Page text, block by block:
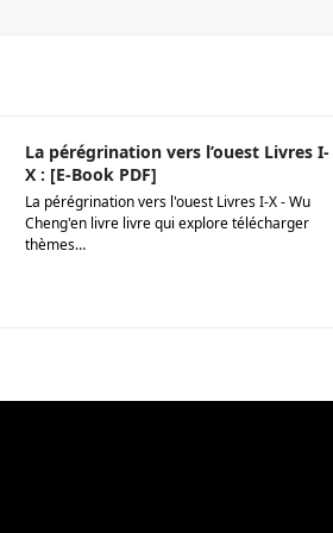
La pérégrination vers l’ouest Livres I-
X : [E-Book PDF]
La pérégrination vers l'ouest Livres I-X - Wu
Cheng'en livre livre qui explore télécharger
thèmes…